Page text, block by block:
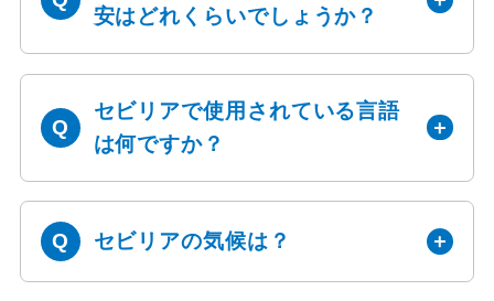
安はどれくらいでしょうか？
セビリアで使用されている言語
は何ですか？
セビリアの気候は？